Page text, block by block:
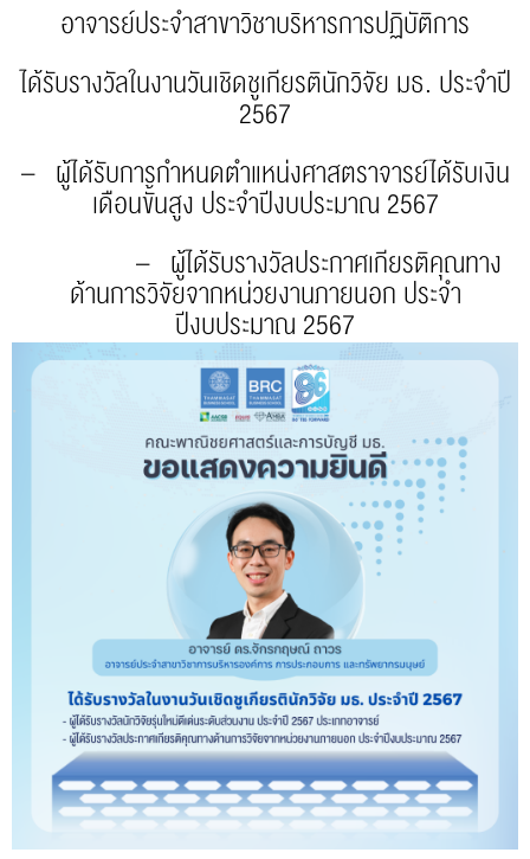
อาจารย์ประจำสาขาวิชาบริหารการปฏิบัติการ
ได้รับรางวัลในงานวันเชิดชูเกียรตินักวิจัย มธ. ประจำปี
2567
– ผู้ได้รับการกำหนดตำแหน่งศาสตราจารย์ได้รับเงิน
เดือนขั้นสูง ประจำปีงบประมาณ 2567
– ผู้ได้รับรางวัลประกาศเกียรติคุณทาง
ด้านการวิจัยจากหน่วยงานภายนอก ประจำ
ปีงบประมาณ 2567